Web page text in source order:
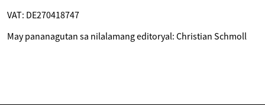
VAT: DE270418747
May pananagutan sa nilalamang editoryal: Christian Schmoll